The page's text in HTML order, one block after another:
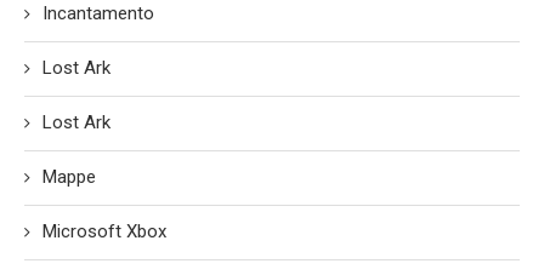
Incantamento
Lost Ark
Lost Ark
Mappe
Microsoft Xbox